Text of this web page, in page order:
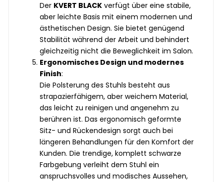
Der KVERT BLACK verfügt über eine stabile,
aber leichte Basis mit einem modernen und
ästhetischen Design. Sie bietet genügend
Stabilität während der Arbeit und behindert
gleichzeitig nicht die Beweglichkeit im Salon.
Ergonomisches Design und modernes
Finish:
Die Polsterung des Stuhls besteht aus
strapazierfähigem, aber weichem Material,
das leicht zu reinigen und angenehm zu
berühren ist. Das ergonomisch geformte
Sitz- und Rückendesign sorgt auch bei
längeren Behandlungen für den Komfort der
Kunden. Die trendige, komplett schwarze
Farbgebung verleiht dem Stuhl ein
anspruchsvolles und modisches Aussehen,